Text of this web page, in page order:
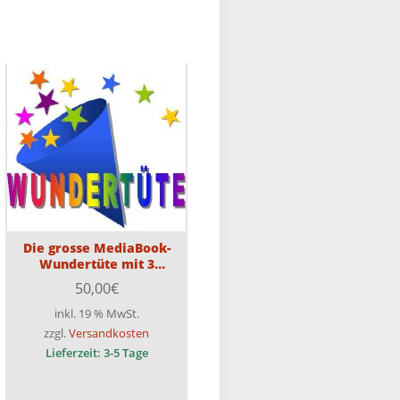
Die grosse MediaBook-
Wundertüte mit 3
MediaBooks
50,00€
inkl. 19 % MwSt.
zzgl.Versandkosten
Lieferzeit: 3-5 Tage